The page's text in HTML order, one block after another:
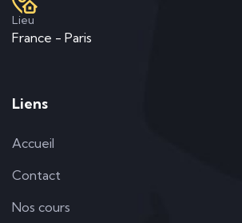
Lieu
France - Paris
Liens
Accueil
Contact
Nos cours